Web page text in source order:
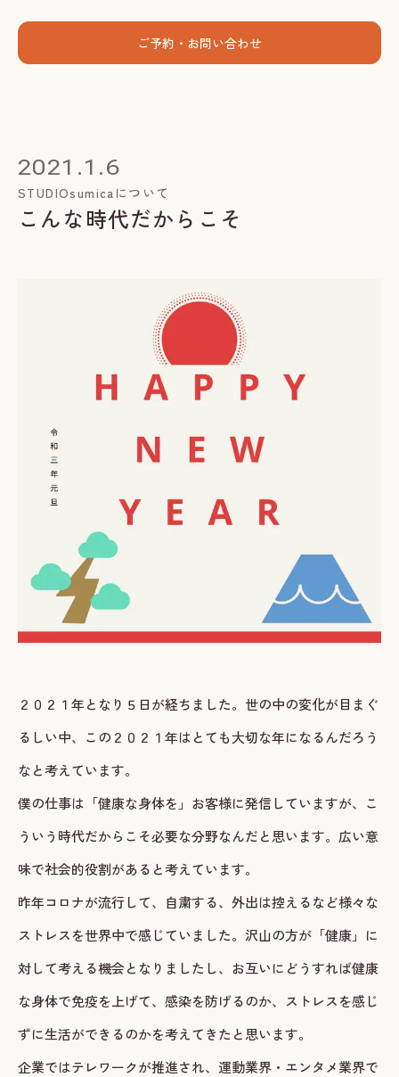
出張グループレッスン
指導者養成講座
お客様の声
ブログ
ご予約・お問い合わせ
tel. 080-3628-1771
ご予約・お問い合わせ
2021.1.6
STUDIOsumicaについて
こんな時代だからこそ
２０２１年となり５日が経ちました。世の中の変化が目まぐ
るしい中、この２０２１年はとても大切な年になるんだろう
なと考えています。
僕の仕事は「健康な身体を」お客様に発信していますが、こ
ういう時代だからこそ必要な分野なんだと思います。広い意
味で社会的役割があると考えています。
昨年コロナが流行して、自粛する、外出は控えるなど様々な
ストレスを世界中で感じていました。沢山の方が「健康」に
対して考える機会となりましたし、お互いにどうすれば健康
な身体で免疫を上げて、感染を防げるのか、ストレスを感じ
ずに生活ができるのかを考えてきたと思います。
企業ではテレワークが推進され、運動業界・エンタメ業界で